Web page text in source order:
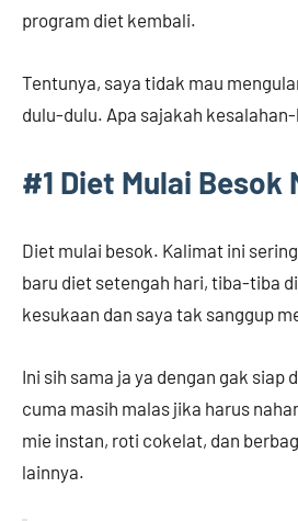
program diet kembali.
Tentunya, saya tidak mau
dulu-dulu. Apa sajakah
#1 Diet Mulai Besok
Diet mulai besok. Kalimat ini
baru diet setengah hari, tiba-tiba
kesukaan dan saya tak sanggup
Ini sih sama ja ya dengan gak siap
cuma masih malas jika harus
mie instan, roti cokelat, dan
lainnya.